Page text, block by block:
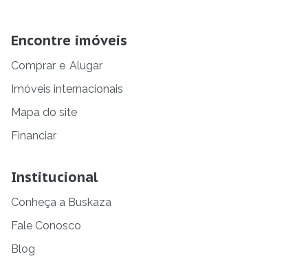
Encontre imóveis
Comprar e Alugar
Imóveis internacionais
Mapa do site
Financiar
Institucional
Conheça a Buskaza
Fale Conosco
Blog